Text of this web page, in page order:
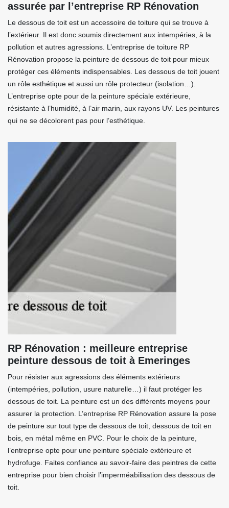
assurée par l’entreprise RP Rénovation
Le dessous de toit est un accessoire de toiture qui se trouve à
l’extérieur. Il est donc soumis directement aux intempéries, à la
pollution et autres agressions. L’entreprise de toiture RP
Rénovation propose la peinture de dessous de toit pour mieux
protéger ces éléments indispensables. Les dessous de toit jouent
un rôle esthétique et aussi un rôle protecteur (isolation…).
L’entreprise opte pour de la peinture spéciale extérieure,
résistante à l’humidité, à l’air marin, aux rayons UV. Les peintures
qui ne se décolorent pas pour l’esthétique.
RP Rénovation : meilleure entreprise
peinture dessous de toit à Emeringes
Pour résister aux agressions des éléments extérieurs
(intempéries, pollution, usure naturelle…) il faut protéger les
dessous de toit. La peinture est un des différents moyens pour
assurer la protection. L’entreprise RP Rénovation assure la pose
de peinture sur tout type de dessous de toit, dessous de toit en
bois, en métal même en PVC. Pour le choix de la peinture,
l’entreprise opte pour une peinture spéciale extérieure et
hydrofuge. Faites confiance au savoir-faire des peintres de cette
entreprise pour bien choisir l’imperméabilisation des dessous de
toit.